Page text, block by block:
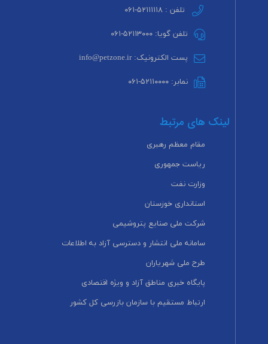
تلفن : ۵۲۱۱۱۱۱۸-۰۶۱
تلفن گویا: ۵۲۱۱۳۰۰۰-۰۶۱
پست الکترونیک: info@petzone.ir
نمابر: ۵۲۱۱۰۰۰۰-۰۶۱
لینک های مرتبط
مقام معظم رهبری
ریاست جمهوری
وزارت نفت
استانداری خوزستان
شرکت ملی صنایع پتروشیمی
سامانه ملی انتشار و دسترسی آزاد به اطلاعات
طرح ملی شهریاران
پایگاه خبری مناطق آزاد و ویژه اقتصادی
ارتباط مستقیم با سازمان بازرسی کل کشور